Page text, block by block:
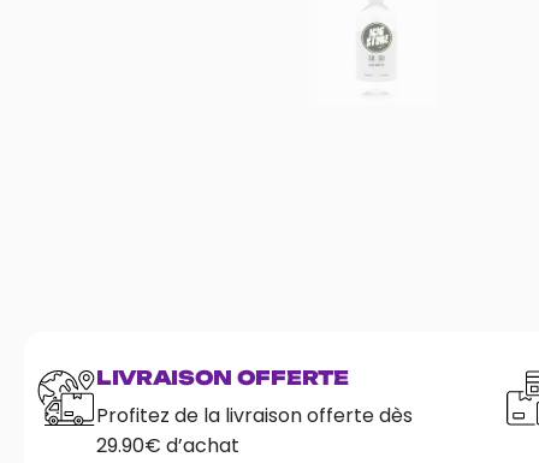
LIVRAISON OFFERTE
Profitez de la livraison offerte dès
29.90€ d’achat